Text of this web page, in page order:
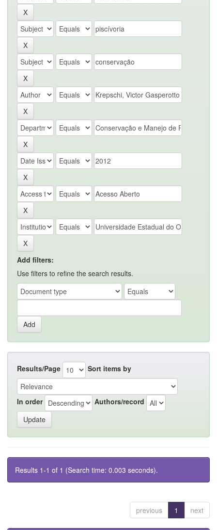
Add filters:
Use filters to refine the search results.
Results/Page Sort items by
In order Authors/record
Results 1-1 of 1 (Search time: 0.003 seconds).
previous 1 next